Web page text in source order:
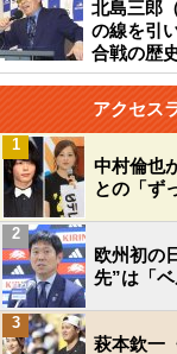
北島三郎
の線を引
合戦の歴
アクセス
中村倫也
との「ず
1
欧州初の
先”は「
2
萩本欽一
3